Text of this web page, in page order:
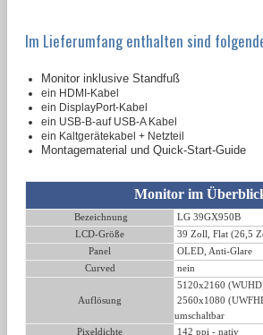
Im Lieferumfang enthalten sind
Monitor inklusive Standfuß
ein HDMI-Kabel
ein DisplayPort-Kabel
ein USB-B-auf USB-A Kabel
ein Kaltgerätekabel + Netzteil
Montagematerial und Quick-Start-Guide
Monitorim
Bezeichnung
LG 39GX950B
LCD-Größe
39 Zoll, Flat (26,5
Panel
OLED, Anti-Glare
Curved
nein
Auflösung
5120x2160
2560x1080
umschaltbar
Pixeldichte
142 ppi - nativ